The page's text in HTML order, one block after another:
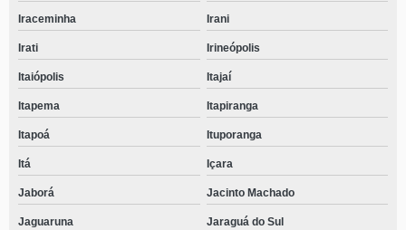
Iraceminha Irani
Irati Irineópolis
Itaiópolis Itajaí
Itapema Itapiranga
Itapoá Ituporanga
Itá Içara
Jaborá Jacinto Machado
Jaguaruna Jaraguá do Sul